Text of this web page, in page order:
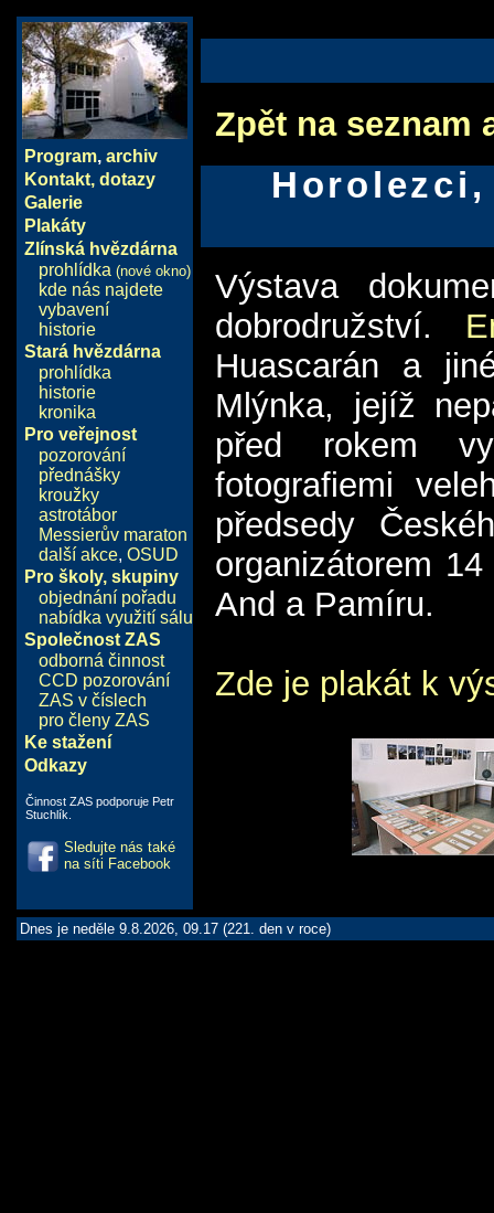
Program, archiv
Kontakt, dotazy
Galerie
Plakáty
Zlínská hvězdárna
prohlídka (nové okno)
kde nás najdete
vybavení
historie
Stará hvězdárna
prohlídka
historie
kronika
Pro veřejnost
pozorování
přednášky
kroužky
astrotábor
Messierův maraton
další akce, OSUD
Pro školy, skupiny
objednání pořadu
nabídka využití sálu
Společnost ZAS
odborná činnost
CCD pozorování
ZAS v číslech
pro členy ZAS
Ke stažení
Odkazy
Činnost ZAS podporuje Petr
Stuchlík.
Sledujte nás také
na síti Facebook
Zpět na seznam
Výstava
dobrodružství.
Huascarán a
Mlýnka, jejíž
před rokem
fotografiemi
předsedy
organizátorem
And a Pamíru.
Zde je plakát k
Dnes je neděle 9.8.2026, 09.17 (221. den v roce)